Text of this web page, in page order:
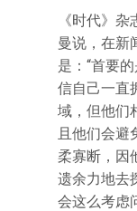
《时代》
曼说，在新
是：“首要
信自己一直
域，但他们
且他们会避
柔寡断，因
遗余力地去
会这么考虑